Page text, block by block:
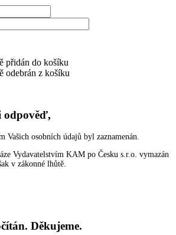
přidán do košíku
odebrán z košíku
odpověď,
Vašich osobních údajů byl zaznamenán.
Vydavatelstvím KAM po Česku s.r.o. vymazán
v zákonné lhůtě.
Děkujeme.